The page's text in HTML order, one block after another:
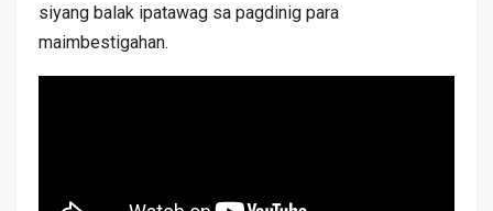
siyang balak ipatawag sa pagdinig para
maimbestigahan.